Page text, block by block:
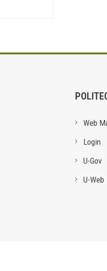
Web
Login
U-Gov
U-Web